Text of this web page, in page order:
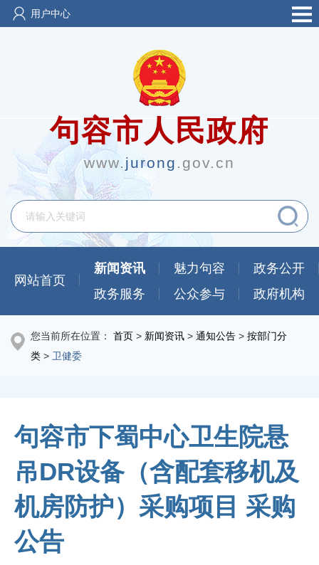
用户中心
句容市人民政府
www.jurong .gov.cn
网站首页
新闻资讯 魅力句容
政务公开
政务服务
公众参与 政府机构
您当前所在位置： 首页 > 新闻资讯 > 通知公告 > 按部门分
类 > 卫健委
句容市下蜀中心卫生院悬
吊DR设备（含配套移机及
机房防护）采购项目 采购
公告